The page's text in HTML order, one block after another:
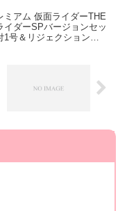
ミアム 仮面ライダーTHE
イダーSPバージョンセッ
1号＆リジェクション